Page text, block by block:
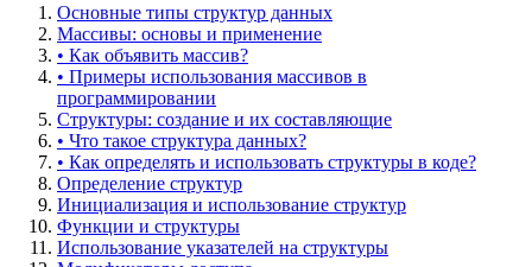
Основные типы структур данных
Массивы: основы и применение
• Как объявить массив?
• Примеры использования массивов в
программировании
Структуры: создание и их составляющие
• Что такое структура данных?
• Как определять и использовать структуры в коде?
Определение структур
Инициализация и использование структур
Функции и структуры
Использование указателей на структуры